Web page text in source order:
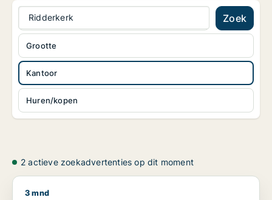
Ridderkerk Zoek
Kantoor
Huren/kopen
Grootte
2 actieve zoekadvertenties op dit moment
Ik zoek naar kantoor, magazijn, productieruimte, winkel,
3 mnd